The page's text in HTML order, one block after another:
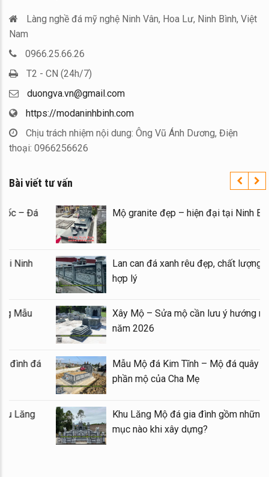
Làng nghề đá mỹ nghệ Ninh Vân, Hoa Lư, Ninh Bình, Việt
Nam
0966.25.66.26
T2 - CN (24h/7)
duongva.vn@gmail.com
https://modaninhbinh.com
Chịu trách nhiệm nội dung: Ông Vũ Ánh Dương, Điện
thoại: 0966256626
Bài viết tư vấn
Lăng Mộ đá uy tín trên toàn quốc – Đá
Ninh Bình
giá xây Mộ đá đôi 1 mái đẹp tại Ninh
cuối năm 2026
nghiệm xây Mộ – sửa Mộ bằng Mẫu
đẹp, chất lượng
Lăng thờ đá 1 mái đẹp – Long đình đá
Lầu thờ đá (Gian thờ đá) tại khu Lăng
Mộ
Lan
Xây
Mẫu
Khu